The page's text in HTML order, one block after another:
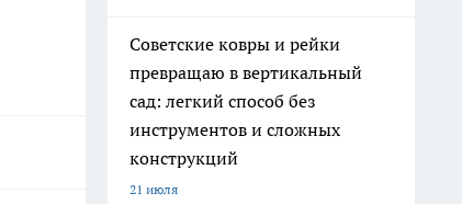
Советские ковры и рейки
превращаю в вертикальный
сад: легкий способ без
инструментов и сложных
конструкций
21 июля